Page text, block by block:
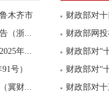
木齐市
（浙...
年...
号）
冀财...
财政部对
财政部网
会...
财政部对“
财政部对“
财政部对